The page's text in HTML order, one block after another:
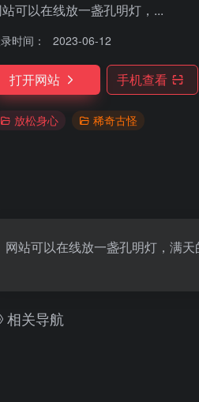
可以在线放一盏孔明灯，...
时间： 2023-06-12
打开网站 手机查看
放松身心 稀奇古怪
网站可以在线放一盏孔明灯，满
相关导航